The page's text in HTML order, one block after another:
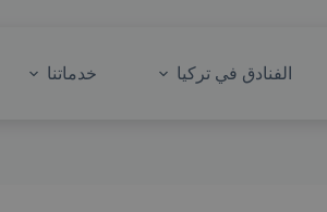
الفنادق في تركيا خدماتنا